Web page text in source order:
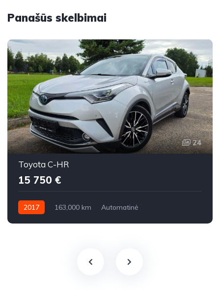
Panašūs skelbimai
24
Toyota C-HR
15 750 €
2017 163,000 km
Automatinė